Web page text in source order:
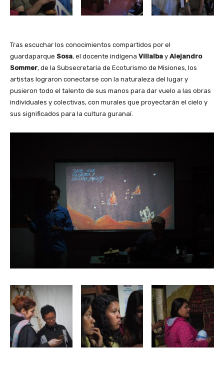
Tras escuchar los conocimientos compartidos por el
guardaparque Sosa, el docente indígena Villalba y Alejandro
Sommer, de la Subsecretaría de Ecoturismo de Misiones, los
artistas lograron conectarse con la naturaleza del lugar y
pusieron todo el talento de sus manos para dar vuelo a las obras
individuales y colectivas, con murales que proyectarán el cielo y
sus significados para la cultura guranaí.